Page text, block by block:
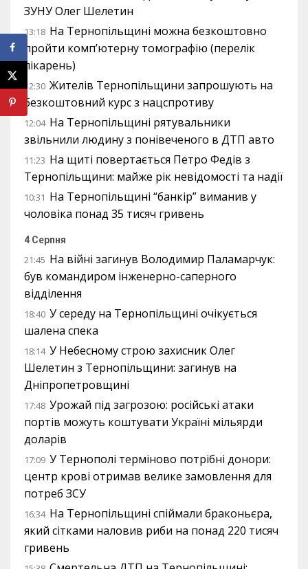
ЗУНУ Олег Шелетин
13:18 На Тернопільщині можна безкоштовно
пройти комп’ютерну томографію (перелік
лікарень)
12:30 Жителів Тернопільщини запрошують на
безкоштовний курс з нацспротиву
12:04 На Тернопільщині рятувальники
звільнили людину з понівеченого в ДТП авто
11:23 На щиті повертається Петро Федів з
Тернопільщини: майже рік невідомості та надії
10:31 На Тернопільщині “банкір” виманив у
чоловіка понад 35 тисяч гривень
4 Серпня
21:45 На війні загинув Володимир Паламарчук:
був командиром інженерно-саперного
відділення
18:40 У середу на Тернопільщині очікується
шалена спека
18:14 У Небесному строю захисник Олег
Шелетин з Тернопільщини: загинув на
Дніпропетровщині
17:48 Урожай під загрозою: російські атаки
портів можуть коштувати Україні мільярди
доларів
17:09 У Тернополі терміново потрібні донори:
центр крові отримав велике замовлення для
потреб ЗСУ
16:34 На Тернопільщині спіймали браконьєра,
який сітками наловив риби на понад 220 тисяч
гривень